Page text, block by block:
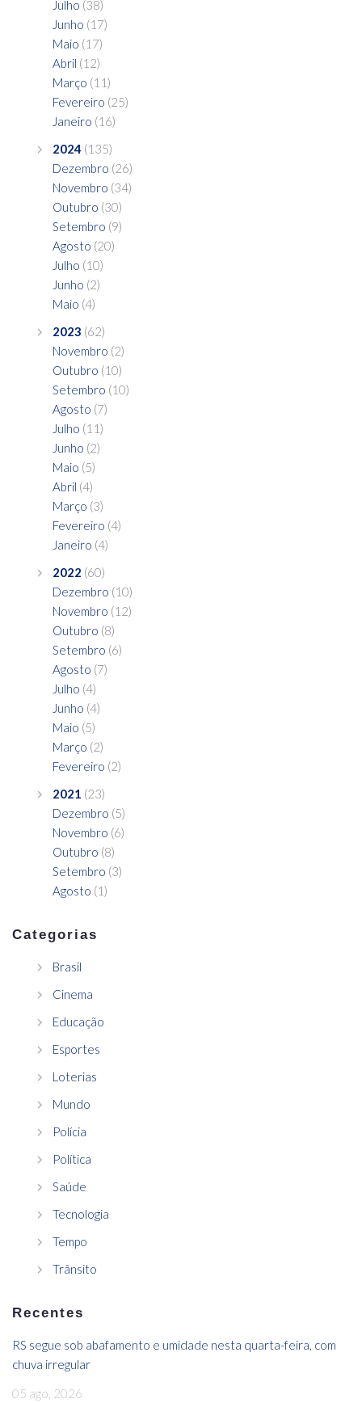
Julho (38)
Junho (17)
Maio (17)
Abril (12)
Março (11)
Fevereiro (25)
Janeiro (16)
2024 (135)
Dezembro (26)
Novembro (34)
Outubro (30)
Setembro (9)
Agosto (20)
Julho (10)
Junho (2)
Maio (4)
2023 (62)
Novembro (2)
Outubro (10)
Setembro (10)
Agosto (7)
Julho (11)
Junho (2)
Maio (5)
Abril (4)
Março (3)
Fevereiro (4)
Janeiro (4)
2022 (60)
Dezembro (10)
Novembro (12)
Outubro (8)
Setembro (6)
Agosto (7)
Julho (4)
Junho (4)
Maio (5)
Março (2)
Fevereiro (2)
2021 (23)
Dezembro (5)
Novembro (6)
Outubro (8)
Setembro (3)
Agosto (1)
Categorias
Brasil
Cinema
Educação
Esportes
Loterias
Mundo
Polícia
Política
Saúde
Tecnologia
Tempo
Trânsito
Recentes
RS segue sob abafamento e umidade nesta quarta-feira, com
chuva irregular
05 ago, 2026